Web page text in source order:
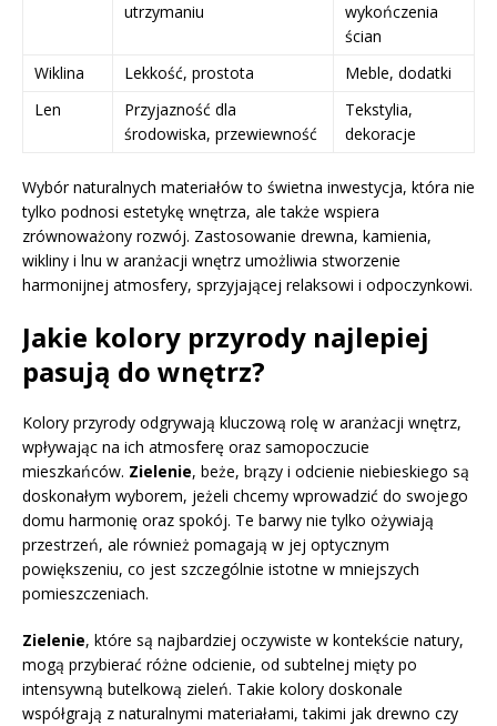
utrzymaniu
wykończenia
ścian
Wiklina
Lekkość, prostota
Meble, dodatki
Len
Przyjazność dla
środowiska, przewiewność
Tekstylia,
dekoracje
Wybór naturalnych materiałów to świetna inwestycja, która nie
tylko podnosi estetykę wnętrza, ale także wspiera
zrównoważony rozwój. Zastosowanie drewna, kamienia,
wikliny i lnu w aranżacji wnętrz umożliwia stworzenie
harmonijnej atmosfery, sprzyjającej relaksowi i odpoczynkowi.
Jakie kolory przyrody najlepiej
pasują do wnętrz?
Kolory przyrody odgrywają kluczową rolę w aranżacji wnętrz,
wpływając na ich atmosferę oraz samopoczucie
mieszkańców. Zielenie, beże, brązy i odcienie niebieskiego są
doskonałym wyborem, jeżeli chcemy wprowadzić do swojego
domu harmonię oraz spokój. Te barwy nie tylko ożywiają
przestrzeń, ale również pomagają w jej optycznym
powiększeniu, co jest szczególnie istotne w mniejszych
pomieszczeniach.
Zielenie, które są najbardziej oczywiste w kontekście natury,
mogą przybierać różne odcienie, od subtelnej mięty po
intensywną butelkową zieleń. Takie kolory doskonale
współgrają z naturalnymi materiałami, takimi jak drewno czy